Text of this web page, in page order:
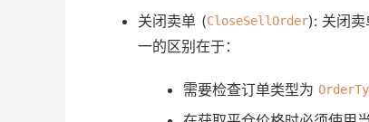
"成功发送平仓
// 注意：这里仅表示指令
}
// else Print("订单 #",
关闭卖单 (CloseSellOrder): 关闭
一的区别在于：
需要检查订单类型为